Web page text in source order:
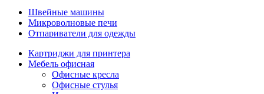
Швейные машины
Микроволновые печи
Отпариватели для одежды
Картриджи для принтера
Мебель офисная
Офисные кресла
Офисные стулья